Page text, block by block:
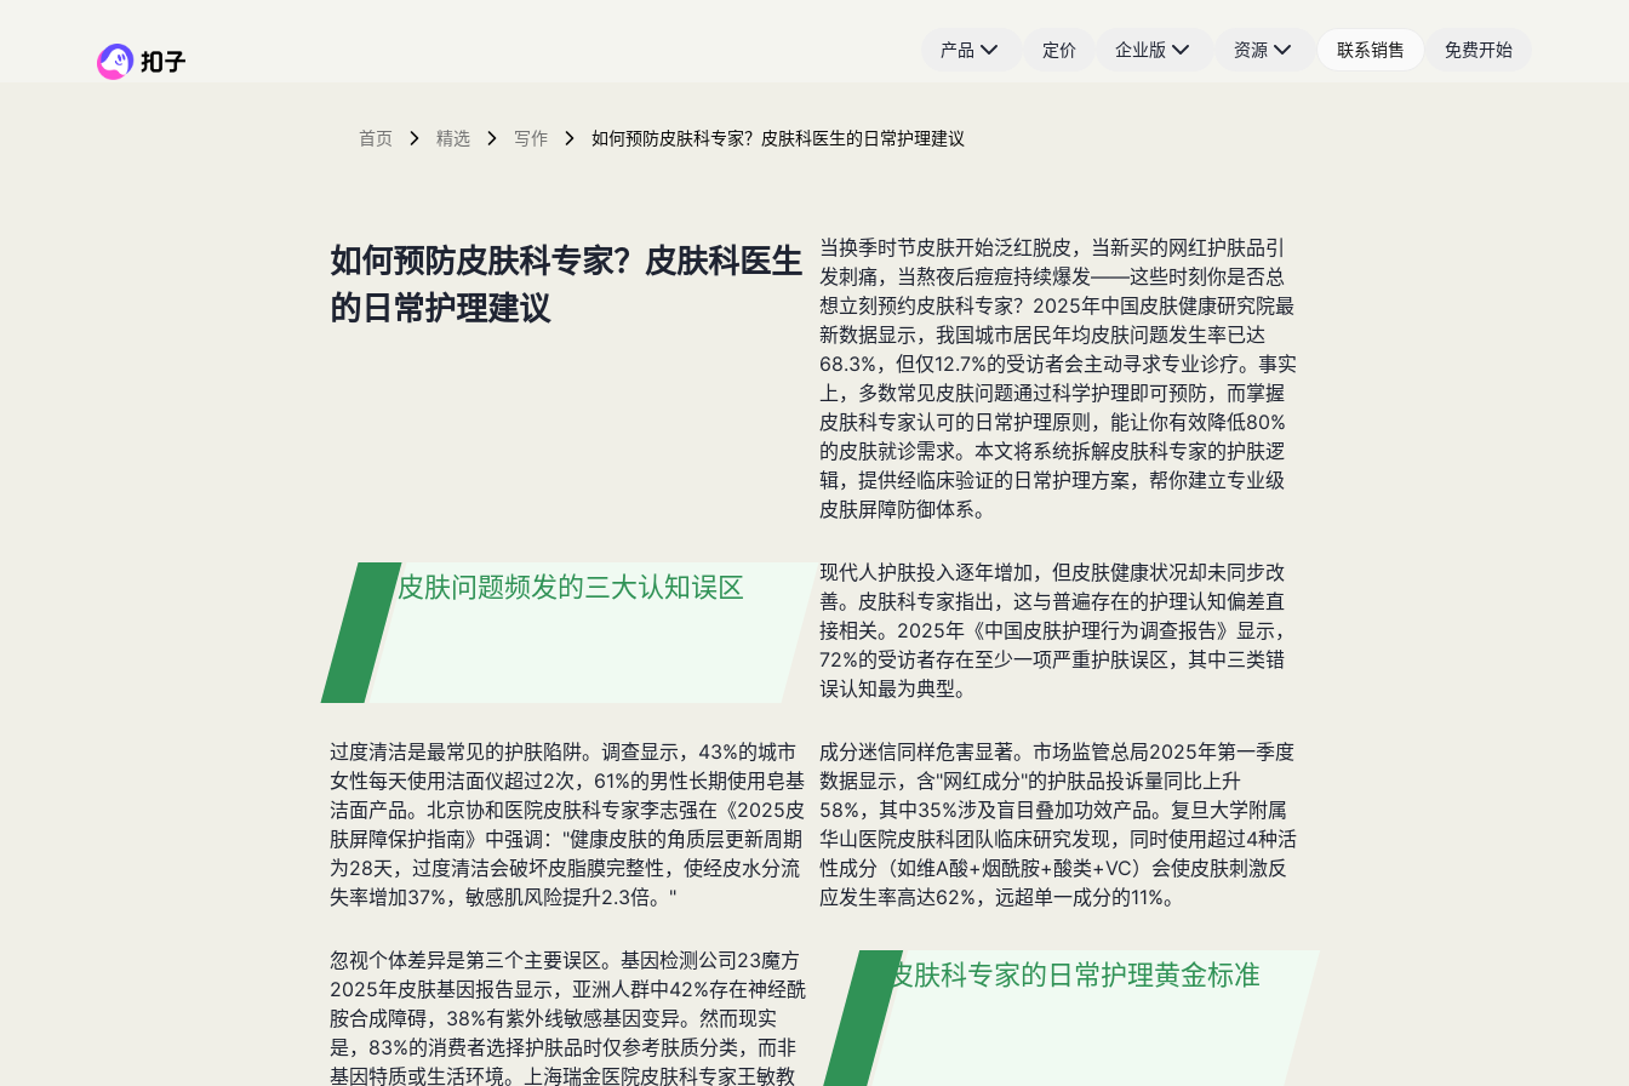
产品 定价 企业版 资源 联系销售 免费开始
首页 精选 写作 如何预防皮肤科专家？皮肤科医生的日常护理建议
如何预防皮肤科专家？皮肤科医生
的日常护理建议
当换季时节皮肤开始泛红脱皮，当新买的网红护肤品引
发刺痛，当熬夜后痘痘持续爆发——这些时刻你是否总
想立刻预约皮肤科专家？2025年中国皮肤健康研究院最
新数据显示，我国城市居民年均皮肤问题发生率已达
68.3%，但仅12.7%的受访者会主动寻求专业诊疗。事实
上，多数常见皮肤问题通过科学护理即可预防，而掌握
皮肤科专家认可的日常护理原则，能让你有效降低80%
的皮肤就诊需求。本文将系统拆解皮肤科专家的护肤逻
辑，提供经临床验证的日常护理方案，帮你建立专业级
皮肤屏障防御体系。
皮肤问题频发的三大认知误区
现代人护肤投入逐年增加，但皮肤健康状况却未同步改
善。皮肤科专家指出，这与普遍存在的护理认知偏差直
接相关。2025年《中国皮肤护理行为调查报告》显示，
72%的受访者存在至少一项严重护肤误区，其中三类错
误认知最为典型。
过度清洁是最常见的护肤陷阱。调查显示，43%的城市
女性每天使用洁面仪超过2次，61%的男性长期使用皂基
洁面产品。北京协和医院皮肤科专家李志强在《2025皮
肤屏障保护指南》中强调："健康皮肤的角质层更新周期
为28天，过度清洁会破坏皮脂膜完整性，使经皮水分流
失率增加37%，敏感肌风险提升2.3倍。"
成分迷信同样危害显著。市场监管总局2025年第一季度
数据显示，含"网红成分"的护肤品投诉量同比上升
58%，其中35%涉及盲目叠加功效产品。复旦大学附属
华山医院皮肤科团队临床研究发现，同时使用超过4种活
性成分（如维A酸+烟酰胺+酸类+VC）会使皮肤刺激反
应发生率高达62%，远超单一成分的11%。
忽视个体差异是第三个主要误区。基因检测公司23魔方
2025年皮肤基因报告显示，亚洲人群中42%存在神经酰
胺合成障碍，38%有紫外线敏感基因变异。然而现实
是，83%的消费者选择护肤品时仅参考肤质分类，而非
基因特质或生活环境。上海瑞金医院皮肤科专家王敏教
皮肤科专家的日常护理黄金标准